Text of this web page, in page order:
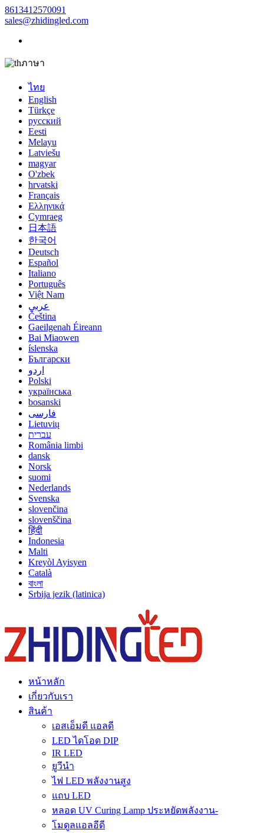
8613412570091
sales@zhidingled.com
ภาษา
ไทย
English
Türkçe
русский
Eesti
Melayu
Latviešu
magyar
O'zbek
hrvatski
Français
Ελληνικά
Cymraeg
日本語
한국어
Deutsch
Español
Italiano
Português
Việt Nam
عربي
Čeština
Gaeilgenah Éireann
Bai Miaowen
íslenska
Български
اردو
Polski
українська
bosanski
فارسی
Lietuvių
עברית
România limbi
dansk
Norsk
suomi
Nederlands
Svenska
slovenčina
slovenščina
हिंदी
Indonesia
Malti
Kreyòl Ayisyen
Català
বাংলা
Srbija jezik (latinica)
หน้าหลัก
เกี่ยวกับเรา
สินค้า
เอสเอ็มดี แอลดี
LED ไดโอด DIP
IR LED
ยูวีนํา
ไฟ LED พลังงานสูง
แถบ LED
หลอด UV Curing Lamp ประหยัดพลังงาน-
โมดูลแอลอีดี